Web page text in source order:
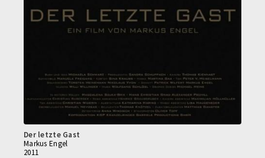
Der letzte Gast
Markus Engel
2011